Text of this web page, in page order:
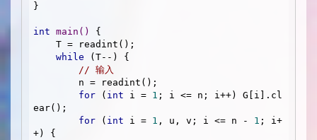
}
int main ()
{
while (T--) {
// 输入
for ( int i = 1 ; i <= n; i++) G[i].cl
ear();
for ( int i = 1 , u, v; i <= n - 1 ; i+
+) {